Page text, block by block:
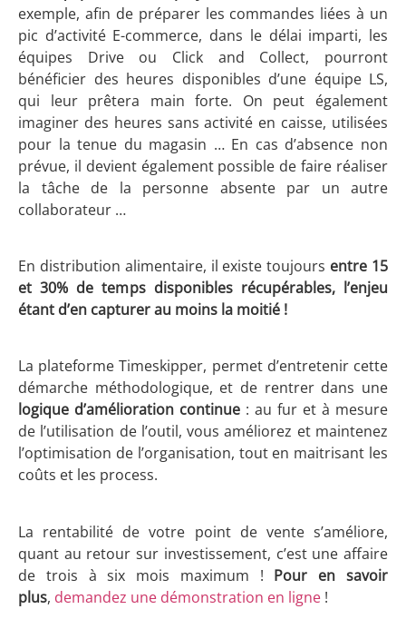
exemple, afin de préparer les commandes liées à un
pic d’activité E-commerce, dans le délai imparti, les
équipes Drive ou Click and Collect, pourront
bénéficier des heures disponibles d’une équipe LS,
qui leur prêtera main forte. On peut également
imaginer des heures sans activité en caisse, utilisées
pour la tenue du magasin … En cas d’absence non
prévue, il devient également possible de faire réaliser
la tâche de la personne absente par un autre
collaborateur …
En distribution alimentaire, il existe toujours entre 15
et 30% de temps disponibles récupérables, l’enjeu
étant d’en capturer au moins la moitié !
La plateforme Timeskipper, permet d’entretenir cette
démarche méthodologique, et de rentrer dans une
logique d’amélioration continue : au fur et à mesure
de l’utilisation de l’outil, vous améliorez et maintenez
l’optimisation de l’organisation, tout en maitrisant les
coûts et les process.
La rentabilité de votre point de vente s’améliore,
quant au retour sur investissement, c’est une affaire
de trois à six mois maximum ! Pour en savoir
plus, demandez une démonstration en ligne !